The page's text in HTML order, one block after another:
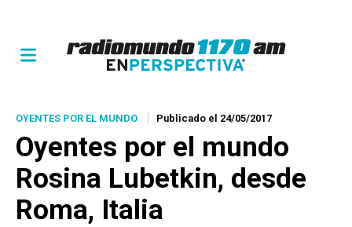
OYENTES POR EL MUNDO Publicado el 24/05/2017
Oyentes por el mundo
Rosina Lubetkin, desde
Roma, Italia